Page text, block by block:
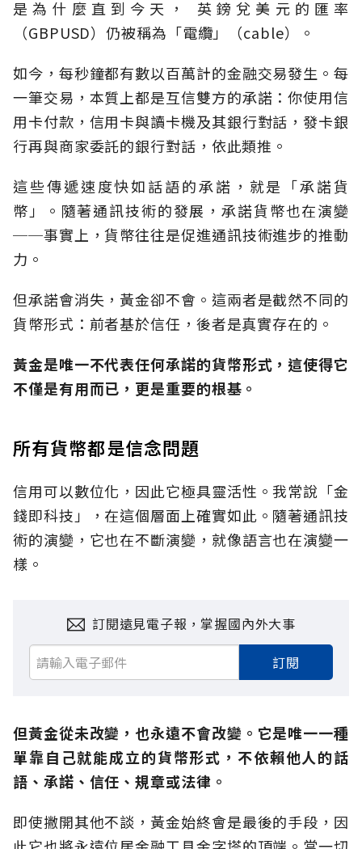
是為什麼直到今天， 英鎊兌美元的匯率
（GBPUSD）仍被稱為「電纜」（cable）。
如今，每秒鐘都有數以百萬計的金融交易發生。每
一筆交易，本質上都是互信雙方的承諾：你使用信
用卡付款，信用卡與讀卡機及其銀行對話，發卡銀
行再與商家委託的銀行對話，依此類推。
這些傳遞速度快如話語的承諾，就是「承諾貨
幣」。隨著通訊技術的發展，承諾貨幣也在演變
──事實上，貨幣往往是促進通訊技術進步的推動
力。
但承諾會消失，黃金卻不會。這兩者是截然不同的
貨幣形式：前者基於信任，後者是真實存在的。
黃金是唯一不代表任何承諾的貨幣形式，這使得它
不僅是有用而已，更是重要的根基。
所有貨幣都是信念問題
信用可以數位化，因此它極具靈活性。我常說「金
錢即科技」，在這個層面上確實如此。隨著通訊技
術的演變，它也在不斷演變，就像語言也在演變一
樣。
訂閱遠見電子報，掌握國內外大事
訂閱
但黃金從未改變，也永遠不會改變。它是唯一一種
單靠自己就能成立的貨幣形式，不依賴他人的話
語、承諾、信任、規章或法律。
即使撇開其他不談，黃金始終會是最後的手段，因